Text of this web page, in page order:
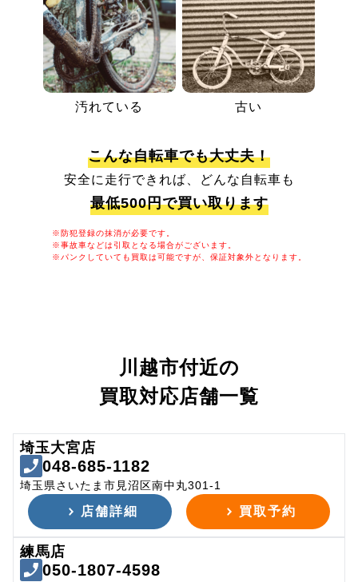
汚れている 古い
こんな自転車でも大丈夫！
安全に走行できれば、どんな自転車も
最低500円で買い取ります
※防犯登録の抹消が必要です。
※事故車などは引取となる場合がございます。
※パンクしていても買取は可能ですが、保証対象外となります。
川越市付近の
買取対応店舗一覧
埼玉大宮店
048-685-1182
埼玉県さいたま市見沼区南中丸301-1
店舗詳細 買取予約
練馬店
050-1807-4598